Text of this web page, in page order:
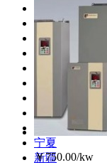
海南
四川
贵州
宁夏
新疆
￥750.00/kw